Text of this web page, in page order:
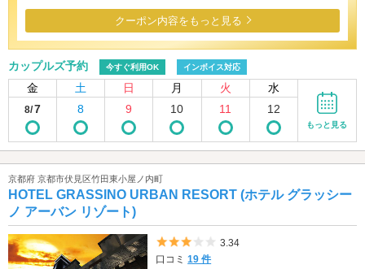
クーポン内容をもっと見る
カップルズ予約 今すぐ利用OK インボイス対応
金 土 日 月 火 水
8/7 8 9 10 11 12
もっと見る
京都府 京都市伏見区竹田東小屋ノ内町
HOTEL GRASSINO URBAN RESORT (ホテル グラッシー
ノ アーバン リゾート)
5つ星のうち3
3.34
口コミ19 件